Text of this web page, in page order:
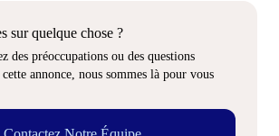
sur quelque chose ?
des préoccupations ou des questions
annonce, nous sommes là pour vous